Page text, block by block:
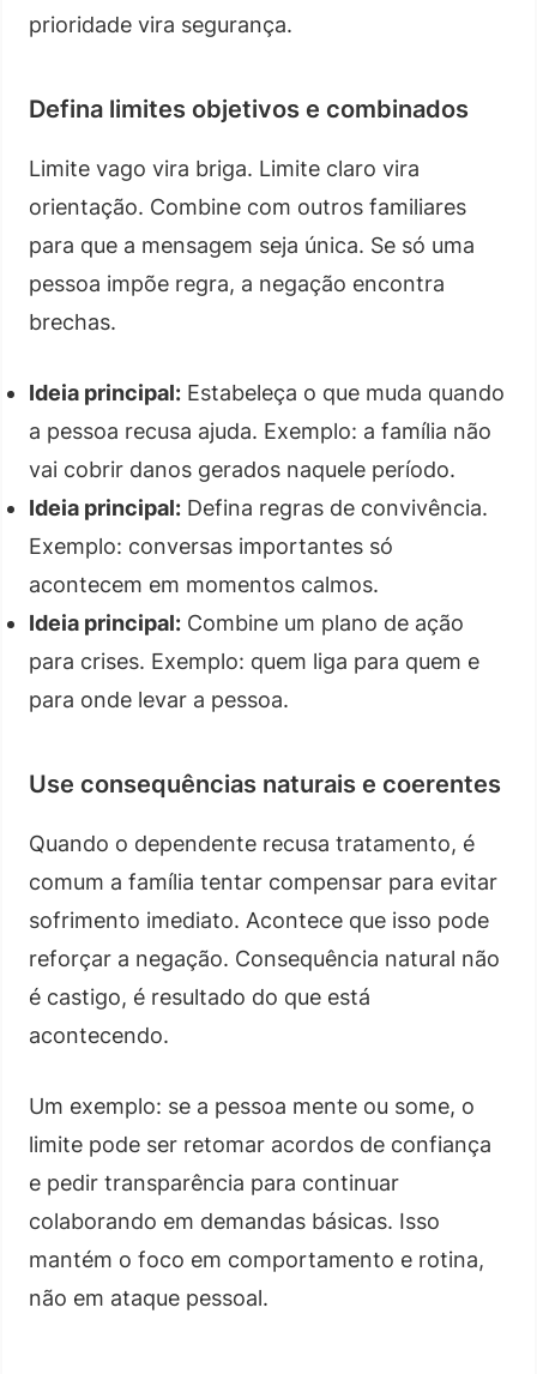
prioridade vira segurança.
Defina limites objetivos e combinados
Limite vago vira briga. Limite claro vira
orientação. Combine com outros familiares
para que a mensagem seja única. Se só uma
pessoa impõe regra, a negação encontra
brechas.
Ideia principal: Estabeleça o que muda quando
a pessoa recusa ajuda. Exemplo: a família não
vai cobrir danos gerados naquele período.
Ideia principal: Defina regras de convivência.
Exemplo: conversas importantes só
acontecem em momentos calmos.
Ideia principal: Combine um plano de ação
para crises. Exemplo: quem liga para quem e
para onde levar a pessoa.
Use consequências naturais e coerentes
Quando o dependente recusa tratamento, é
comum a família tentar compensar para evitar
sofrimento imediato. Acontece que isso pode
reforçar a negação. Consequência natural não
é castigo, é resultado do que está
acontecendo.
Um exemplo: se a pessoa mente ou some, o
limite pode ser retomar acordos de confiança
e pedir transparência para continuar
colaborando em demandas básicas. Isso
mantém o foco em comportamento e rotina,
não em ataque pessoal.